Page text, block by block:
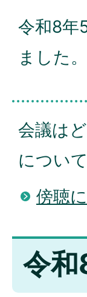
令和8年
ました。
会議は
につい
傍聴
令